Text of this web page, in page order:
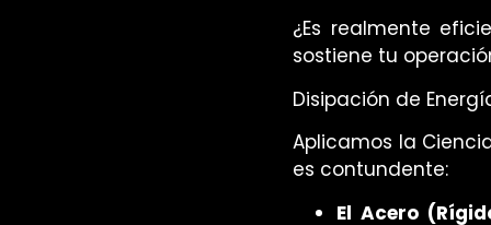
¿Es realmente
sostiene tu
Disipación de
Aplicamos la
es contundente:
El Acero